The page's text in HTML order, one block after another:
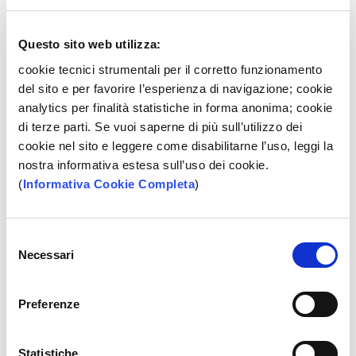
Questo sito web utilizza:
cookie tecnici strumentali per il corretto funzionamento
del sito e per favorire l’esperienza di navigazione; cookie
analytics per finalità statistiche in forma anonima; cookie
di terze parti. Se vuoi saperne di più sull’utilizzo dei
cookie nel sito e leggere come disabilitarne l’uso, leggi la
nostra informativa estesa sull’uso dei cookie.
(Informativa Cookie Completa)
delNecessari
Preferenze
Statistiche
invece le APP sono la tua passione hai a disposizione il
Credito Immobiliare Offerto Ai